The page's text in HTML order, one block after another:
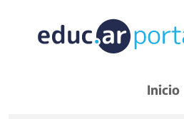
Inicio